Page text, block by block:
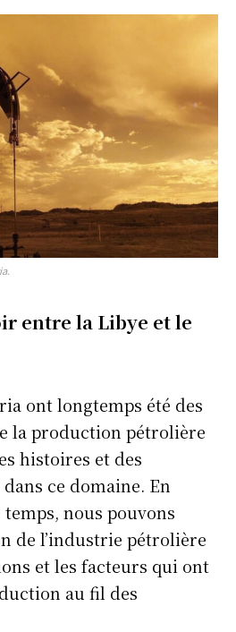
entre la Libye et le
ont longtemps été des
la production pétrolière
histoires et des
ce domaine. En
nous pouvons
de l’industrie pétrolière
et les facteurs qui ont
au fil des